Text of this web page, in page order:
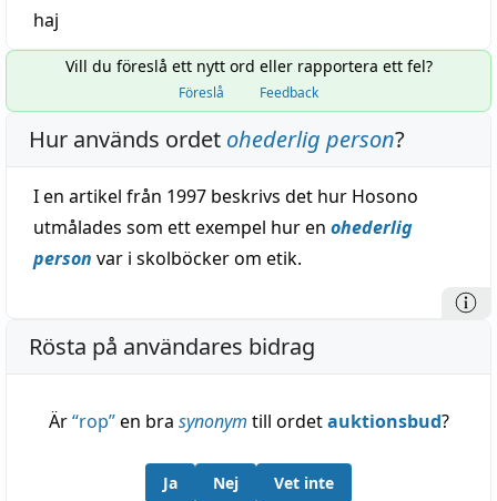
haj
Vill du föreslå ett nytt ord eller rapportera ett fel?
Föreslå Feedback
Hur används ordet ohederlig person?
I en artikel från 1997 beskrivs det hur Hosono
utmålades som ett exempel hur en ohederlig
person var i skolböcker om etik.
Rösta på användares bidrag
Är“rop”en bra synonym till ordetauktionsbud?
Ja Nej Vet inte